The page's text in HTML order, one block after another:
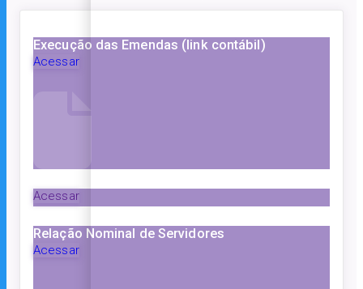
Execução das Emendas (link contábil)
Acessar
Acessar
Relação Nominal de Servidores
Acessar